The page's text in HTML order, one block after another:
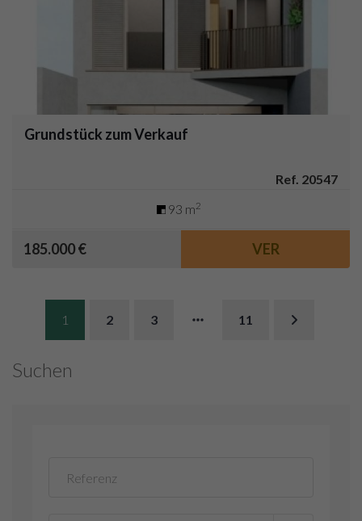
Grundstück zum Verkauf
Ref. 20547
93 m2
185.000 € VER
1 2 3 11
Suchen